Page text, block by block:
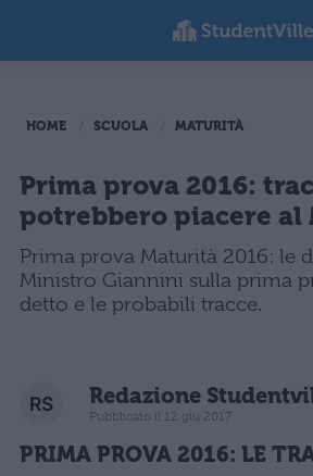
HOME SCUOLA MATURITÀ
Prima prova 2016:
potrebbero piacere al
Prima prova Maturità 2016: le
Ministro Giannini sulla prima
detto e le probabili tracce.
Redazione
Pubblicato il 12 giu 2017
PRIMA PROVA 2016: LE